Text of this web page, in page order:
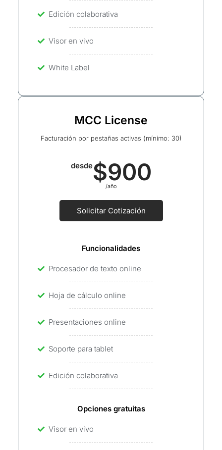
Edición colaborativa
Visor en vivo
White Label
MCC License
Facturación por pestañas activas (mínimo: 30)
desde$900
/año
Solicitar Cotización
Funcionalidades
Procesador de texto online
Hoja de cálculo online
Presentaciones online
Soporte para tablet
Edición colaborativa
Opciones gratuitas
Visor en vivo